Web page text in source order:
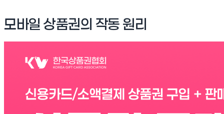
모바일 상품권의 작동 원리